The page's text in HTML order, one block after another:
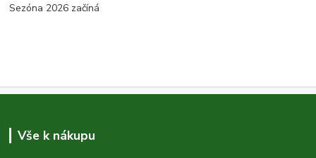
Sezóna 2026 začíná
Vše k nákupu